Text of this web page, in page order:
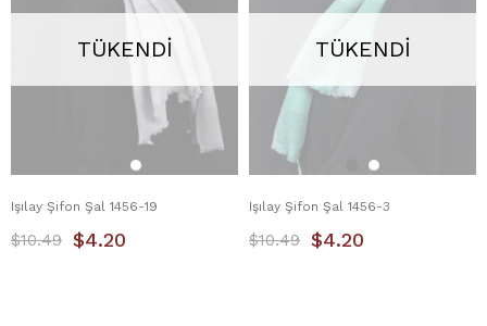
TÜKENDI
Işılay Şifon Şal 1456-19
$4.20
$10.49
TÜKENDI
Işılay Şifon Şal 1456-3
$4.20
$10.49